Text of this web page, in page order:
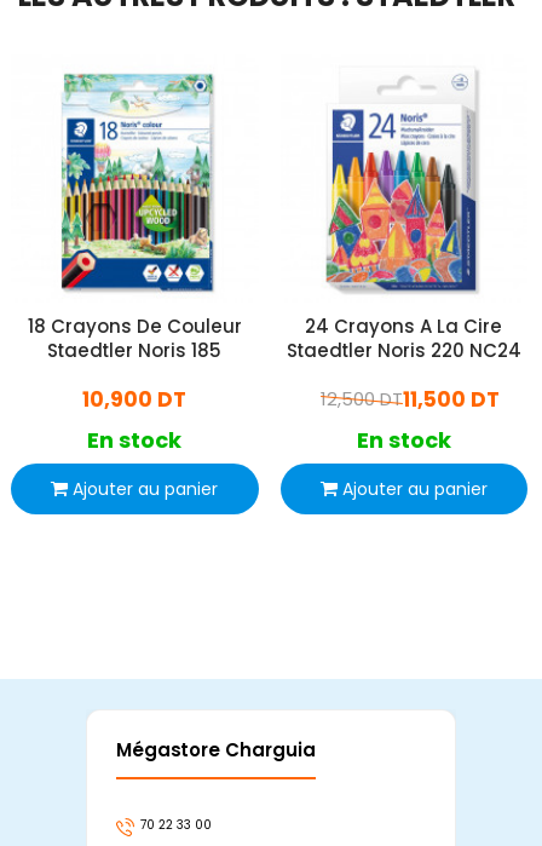
18 Crayons De Couleur
Staedtler Noris 185
10,900 DT
En stock
Ajouter au panier
24 Crayons A La Cire
Staedtler Noris 220 NC24
11,500 DT
12,500 DT
En stock
Ajouter au panier
Mégastore Charguia
70 22 33 00